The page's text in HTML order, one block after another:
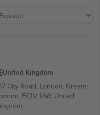
United Kingdom
City Road, London, Greater
EC1V 1AW, United